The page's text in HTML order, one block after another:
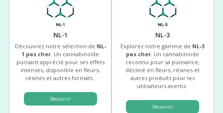
NL-1
Découvrez notre sélection de NL-
1 pas cher. Un cannabinoïde
puissant apprécié pour ses effets
intenses, disponible en fleurs,
résines et autres formats.
Découvrir
NL-3
Explorez notre gamme de NL-3
pas cher. Un cannabinoïde
reconnu pour sa puissance,
décliné en fleurs, résines et
autres produits pour les
utilisateurs avertis.
Découvrir